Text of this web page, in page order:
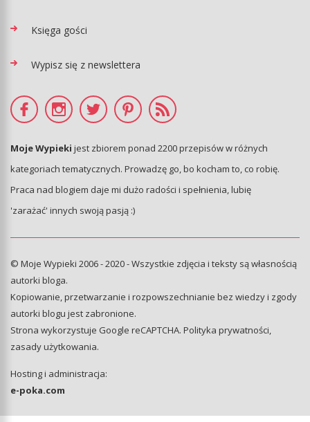
Księga gości
Wypisz się z newslettera
Moje Wypieki jest zbiorem ponad 2200 przepisów w różnych
kategoriach tematycznych. Prowadzę go, bo kocham to, co robię.
Praca nad blogiem daje mi dużo radości i spełnienia, lubię
'zarażać' innych swoją pasją :)
© Moje Wypieki 2006 - 2020 - Wszystkie zdjęcia i teksty są własnością
autorki bloga.
Kopiowanie, przetwarzanie i rozpowszechnianie bez wiedzy i zgody
autorki blogu jest zabronione.
Strona wykorzystuje Google reCAPTCHA. Polityka prywatności,
zasady użytkowania.
Hosting i administracja:
e-poka.com